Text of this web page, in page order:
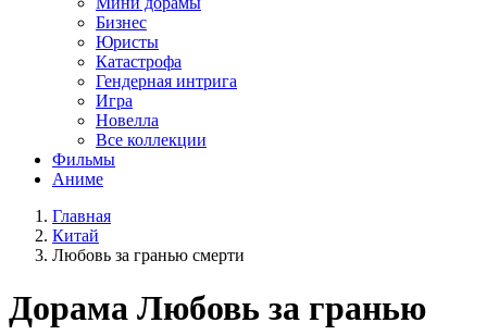
Бизнес
Юристы
Катастрофа
Гендерная интрига
Игра
Новелла
Все коллекции
Фильмы
Аниме
Главная
Китай
Любовь за гранью смерти
Дорама Любовь за гранью